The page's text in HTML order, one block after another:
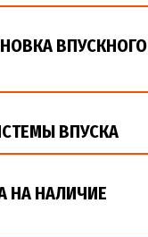
ВПУСКНОГО
ВПУСКА
НА НАЛИЧИЕ